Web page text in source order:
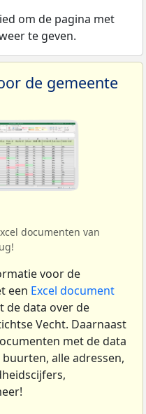
om de pagina met
te geven.
de gemeente
documenten van
voor de
een Excel document
de data over de
Vecht. Daarnaast
met de data
alle adressen,